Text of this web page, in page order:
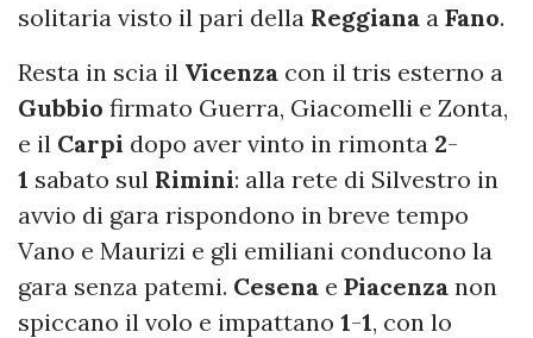
solitaria visto il pari della Reggiana a Fano.
Resta in scia il Vicenza con il tris esterno a
Gubbio firmato Guerra, Giacomelli e Zonta,
e il Carpi dopo aver vinto in rimonta 2-
1 sabato sul Rimini: alla rete di Silvestro in
avvio di gara rispondono in breve tempo
Vano e Maurizi e gli emiliani conducono la
gara senza patemi. Cesena e Piacenza non
spiccano il volo e impattano 1-1, con lo